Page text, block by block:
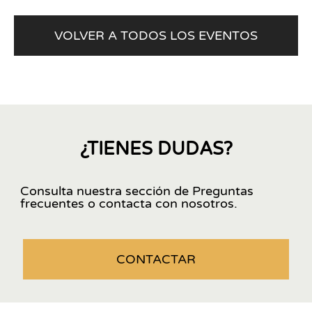
VOLVER A TODOS LOS EVENTOS
¿TIENES DUDAS?
Consulta nuestra sección de Preguntas
frecuentes o contacta con nosotros.
CONTACTAR